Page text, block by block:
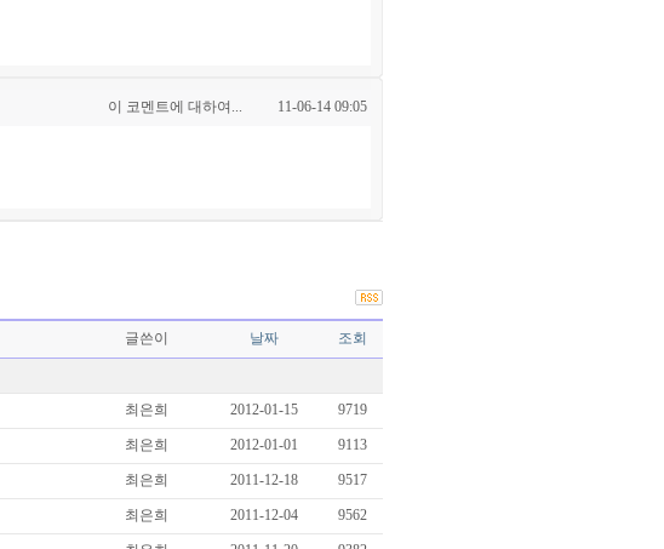
이 코멘트에 대하여... 11-06-14 09:05
글쓴이 날짜 조회
최은희 2012-01-15 9719
최은희 2012-01-01 9113
최은희 2011-12-18 9517
최은희 2011-12-04 9562